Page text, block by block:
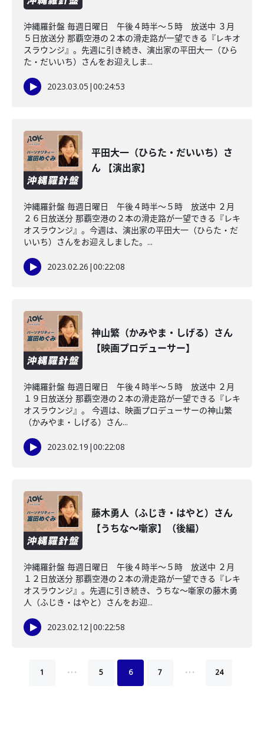
沖縄羅針盤 毎週日曜日 午後４時半～５時 放送中 ３月
５日放送分 那覇空港の２本の滑走路が一望できる『レキオ
スラウンジ』。先週に引き続き、演出家の平田大一（ひら
た・だいいち）さんをお迎えしま...
2023.03.05 |00:24:53
平田大一（ひらた・だいいち）さ
ん 【演出家】
沖縄羅針盤 毎週日曜日 午後４時半～５時 放送中 ２月
２６日放送分 那覇空港の２本の滑走路が一望できる『レキ
オスラウンジ』。今週は、演出家の平田大一（ひらた・だ
いいち）さんをお迎えしました。...
2023.02.26 |00:22:08
神山繁（かみやま・しげる）さん
【映画プロデューサー】
沖縄羅針盤 毎週日曜日 午後４時半～５時 放送中 ２月
１９日放送分 那覇空港の２本の滑走路が一望できる『レキ
オスラウンジ』。 今週は、映画プロデューサーの神山繁
（かみやま・しげる）さん...
2023.02.19 |00:22:08
藤木勇人（ふじき・はやと）さん
【うちな～噺家】（後編）
沖縄羅針盤 毎週日曜日 午後４時半～５時 放送中 ２月
１２日放送分 那覇空港の２本の滑走路が一望できる『レキ
オスラウンジ』。先週に引き続き、うちな～噺家の藤木勇
人（ふじき・はやと）さんをお迎...
2023.02.12|00:22:58
1 … 5 6 7 … 24